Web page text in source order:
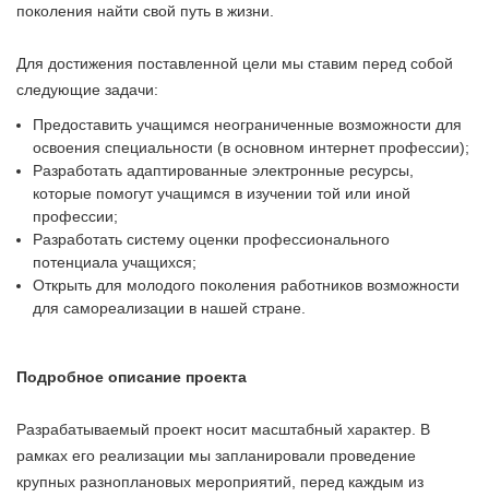
поколения найти свой путь в жизни.
Для достижения поставленной цели мы ставим перед собой
следующие задачи:
Предоставить учащимся неограниченные возможности для
освоения специальности (в основном интернет профессии);
Разработать адаптированные электронные ресурсы,
которые помогут учащимся в изучении той или иной
профессии;
Разработать систему оценки профессионального
потенциала учащихся;
Открыть для молодого поколения работников возможности
для самореализации в нашей стране.
Подробное описание проекта
Разрабатываемый проект носит масштабный характер. В
рамках его реализации мы запланировали проведение
крупных разноплановых мероприятий, перед каждым из